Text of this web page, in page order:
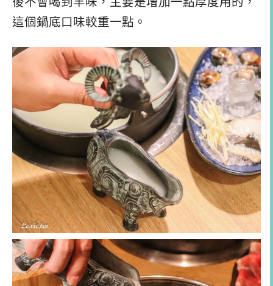
這個鍋底口味較重一點。